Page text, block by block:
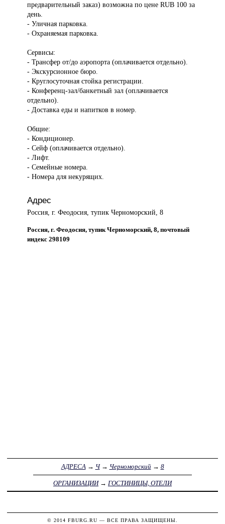
предварительный заказ) возможна по цене RUB 100 за
день.
- Уличная парковка.
- Охраняемая парковка.
Сервисы:
- Трансфер от/до аэропорта (оплачивается отдельно).
- Экскурсионное бюро.
- Круглосуточная стойка регистрации.
- Конференц-зал/банкетный зал (оплачивается
отдельно).
- Доставка еды и напитков в номер.
Общие:
- Кондиционер.
- Сейф (оплачивается отдельно).
- Лифт.
- Семейные номера.
- Номера для некурящих.
Адрес
Россия, г. Феодосия, тупик Черноморский, 8
Россия, г. Феодосия, тупик Черноморский, 8, почтовый
индекс 298109
АДРЕСА→ Ч→ Черноморский→ 8
ОРГАНИЗАЦИИ→ ГОСТИНИЦЫ, ОТЕЛИ
© 2014 FBURG.RU — ВСЕ ПРАВА ЗАЩИЩЕНЫ.